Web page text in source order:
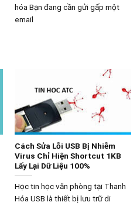
hóa Bạn đang cần gửi gấp một
email
Cách Sửa Lỗi USB Bị Nhiễm
Virus Chỉ Hiện Shortcut 1KB
Lấy Lại Dữ Liệu 100%
Học tin học văn phòng tại Thanh
Hóa USB là thiết bị lưu trữ di